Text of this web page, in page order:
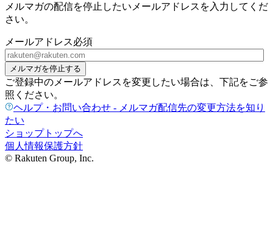
メルマガの配信を停止したいメールアドレスを入力してくだ
さい。
メールアドレス必須
メルマガを停止する
ご登録中のメールアドレスを変更したい場合は、下記をご参
照ください。
ヘルプ・お問い合わせ - メルマガ配信先の変更方法を知り
たい
ショップトップへ
個人情報保護方針
© Rakuten Group, Inc.